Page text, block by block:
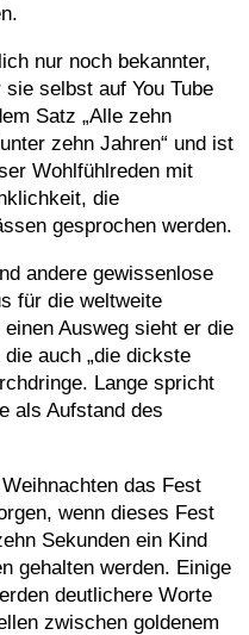
nur noch bekannter,
selbst auf You Tube
Satz „Alle zehn
zehn Jahren“ und ist
Wohlfühlreden mit
die
gesprochen werden.
andere gewissenlose
für die weltweite
Ausweg sieht er die
die auch „die dickste
Lange spricht
als Aufstand des
das Fest
wenn dieses Fest
Sekunden ein Kind
gehalten werden. Einige
deutlichere Worte
zwischen goldenem